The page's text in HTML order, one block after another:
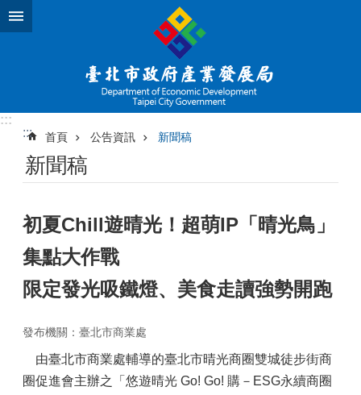
跳到主要內容區塊
:::
:::
首頁 公告資訊 新聞稿
新聞稿
初夏Chill遊晴光！超萌IP「晴光鳥」
集點大作戰
限定發光吸鐵燈、美食走讀強勢開跑
發布機關：臺北市商業處
由臺北市商業處輔導的臺北市晴光商圈雙城徒步街商
圈促進會主辦之「悠遊晴光 Go! Go! 購－ESG永續商圈